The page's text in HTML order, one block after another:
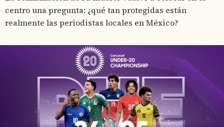
centro una pregunta: ¿qué tan protegidas están
realmente las periodistas locales en México?